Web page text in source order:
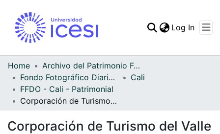
Statistics
Log In
Home
Archivo del Patrimonio Fotográfico y Fílmico del Valle del Cauca
Fondo Fotográfico Diario Occidente
Cali
FFDO - Cali - Patrimonial
Corporación de Turismo del Valle
Corporación de Turismo del Valle